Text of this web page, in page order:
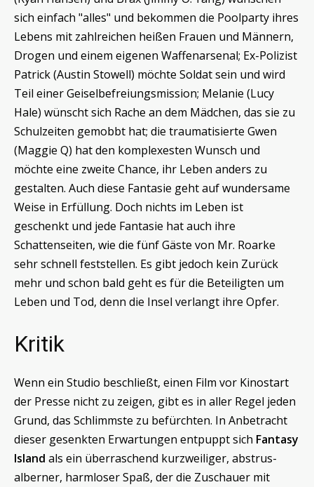
sich einfach "alles" und bekommen die Poolparty ihres
Lebens mit zahlreichen heißen Frauen und Männern,
Drogen und einem eigenen Waffenarsenal; Ex-Polizist
Patrick (Austin Stowell) möchte Soldat sein und wird
Teil einer Geiselbefreiungsmission; Melanie (Lucy
Hale) wünscht sich Rache an dem Mädchen, das sie zu
Schulzeiten gemobbt hat; die traumatisierte Gwen
(Maggie Q) hat den komplexesten Wunsch und
möchte eine zweite Chance, ihr Leben anders zu
gestalten. Auch diese Fantasie geht auf wundersame
Weise in Erfüllung. Doch nichts im Leben ist
geschenkt und jede Fantasie hat auch ihre
Schattenseiten, wie die fünf Gäste von Mr. Roarke
sehr schnell feststellen. Es gibt jedoch kein Zurück
mehr und schon bald geht es für die Beteiligten um
Leben und Tod, denn die Insel verlangt ihre Opfer.
Kritik
Wenn ein Studio beschließt, einen Film vor Kinostart
der Presse nicht zu zeigen, gibt es in aller Regel jeden
Grund, das Schlimmste zu befürchten. In Anbetracht
dieser gesenkten Erwartungen entpuppt sich Fantasy
Island als ein überraschend kurzweiliger, abstrus-
alberner, harmloser Spaß, der die Zuschauer mit